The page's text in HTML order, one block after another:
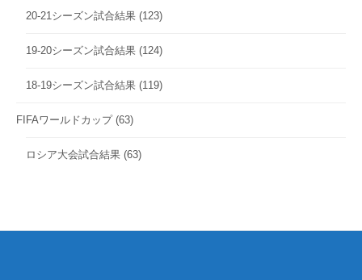
20-21シーズン試合結果 (123)
19-20シーズン試合結果 (124)
18-19シーズン試合結果 (119)
FIFAワールドカップ(63)
ロシア大会試合結果 (63)